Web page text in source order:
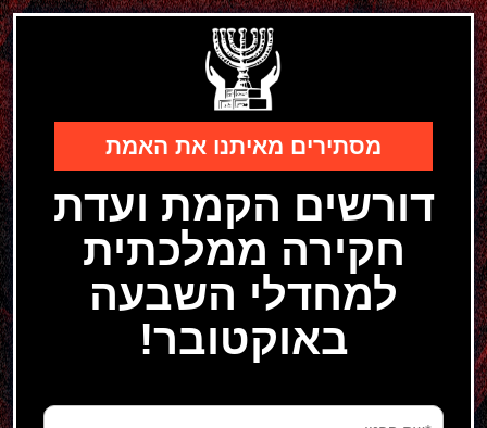
מסתירים מאיתנו את האמת
דורשים הקמת ועדת
חקירה ממלכתית
למחדלי השבעה
באוקטובר!
שם